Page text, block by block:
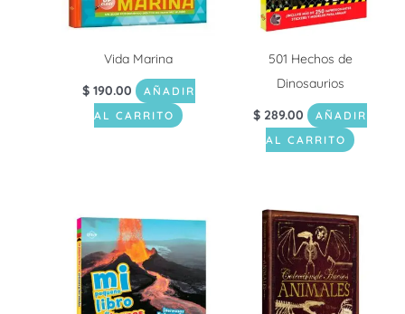
Vida Marina
$190.00
AÑADIR
AL CARRITO
501 Hechos de
Dinosaurios
$ 289.00
AÑADIR
AL CARRITO